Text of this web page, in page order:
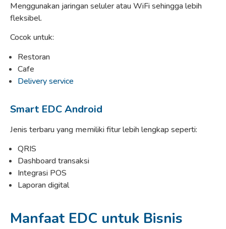
Menggunakan jaringan seluler atau WiFi sehingga lebih
fleksibel.
Cocok untuk:
Restoran
Cafe
Delivery service
Smart EDC Android
Jenis terbaru yang memiliki fitur lebih lengkap seperti:
QRIS
Dashboard transaksi
Integrasi POS
Laporan digital
Manfaat EDC untuk Bisnis